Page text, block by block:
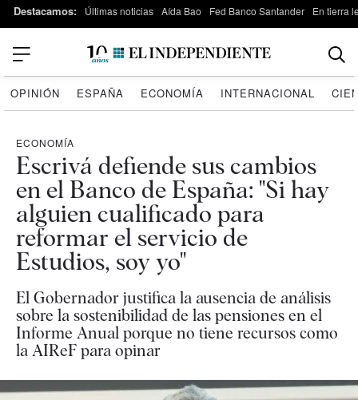
Destacamos: Últimas noticias Aída Bao Fed Banco Santander En tierra
OPINIÓN ESPAÑA ECONOMÍA INTERNACIONAL
ECONOMÍA
Escrivá defiende sus cambios
en el Banco de España: "Si hay
alguien cualificado para
reformar el servicio de
Estudios, soy yo"
El Gobernador justifica la ausencia de análisis
sobre la sostenibilidad de las pensiones en el
Informe Anual porque no tiene recursos como
la AIReF para opinar